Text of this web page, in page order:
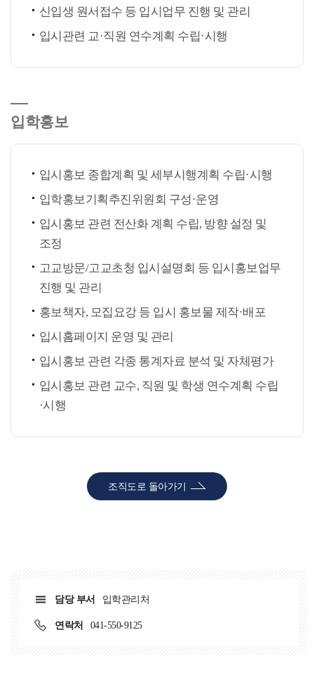
신입생 원서접수 등 입시업무 진행 및 관리
입시관련 교·직원 연수계획 수립·시행
입학홍보
입시홍보 종합계획 및 세부시행계획 수립·시행
입학홍보기획추진위원회 구성·운영
입시홍보 관련 전산화 계획 수립, 방향 설정 및
조정
고교방문/고교초청 입시설명회 등 입시홍보업무
진행 및 관리
홍보책자, 모집요강 등 입시 홍보물 제작·배포
입시홈페이지 운영 및 관리
입시홍보 관련 각종 통계자료 분석 및 자체평가
입시홍보 관련 교수, 직원 및 학생 연수계획 수립
·시행
조직도로 돌아가기
담당 부서 입학관리처
연락처 041-550-9125